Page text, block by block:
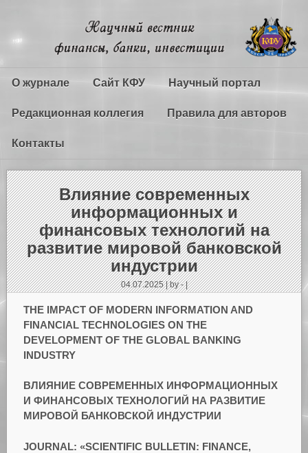
О журнале Сайт КФУ Научный портал
Редакционная коллегия Правила для авторов
Контакты
Влияние современных
информационных и
финансовых технологий на
развитие мировой банковской
индустрии
04.07.2025 | by - |
THE IMPACT OF MODERN INFORMATION AND
FINANCIAL TECHNOLOGIES ON THE
DEVELOPMENT OF THE GLOBAL BANKING
INDUSTRY
ВЛИЯНИЕ СОВРЕМЕННЫХ ИНФОРМАЦИОННЫХ
И ФИНАНСОВЫХ ТЕХНОЛОГИЙ НА РАЗВИТИЕ
МИРОВОЙ БАНКОВСКОЙ ИНДУСТРИИ
JOURNAL: «SCIENTIFIC BULLETIN: FINANCE,